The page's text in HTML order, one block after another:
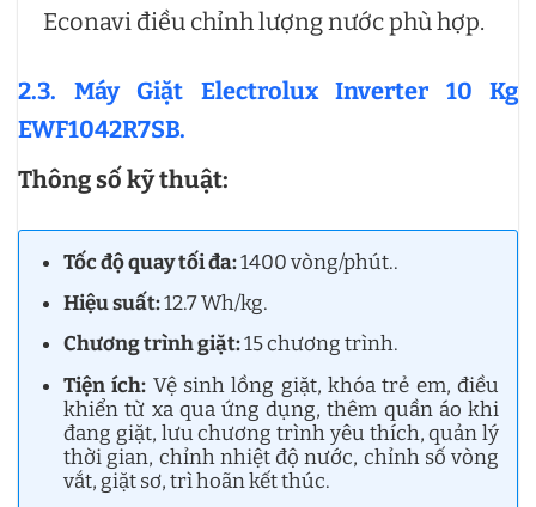
Econavi điều chỉnh lượng nước phù hợp.
2.3. Máy Giặt Electrolux Inverter 10 Kg
EWF1042R7SB.
Thông số kỹ thuật:
Tốc độ quay tối đa:1400 vòng/phút..
Hiệu suất:12.7 Wh/kg.
Chương trình giặt:15 chương trình.
Tiện ích: Vệ sinh lồng giặt, khóa trẻ em, điều
khiển từ xa qua ứng dụng, thêm quần áo khi
đang giặt, lưu chương trình yêu thích, quản lý
thời gian, chỉnh nhiệt độ nước, chỉnh số vòng
vắt, giặt sơ, trì hoãn kết thúc.